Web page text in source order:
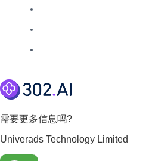
需要更多信息吗?
Univerads Technology Limited